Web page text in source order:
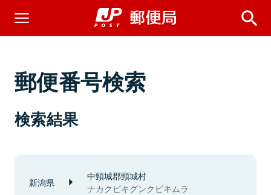
郵便番号検索
検索結果
新潟県 中頸城郡頸城村
ナカクビキグンクビキムラ